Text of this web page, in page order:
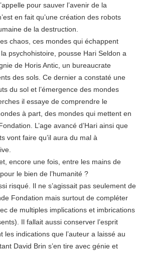
pour sauver l’avenir de la
en fait qu’une création des robots
de la destruction.
chaos, ces mondes qui échappent
psychohistoire, pousse Hari Seldon a
de Horis Antic, un bureaucrate
des sols. Ce dernier a constaté une
du sol et l’émergence des mondes
il essaye de comprendre le
à part, des mondes qui mettent en
L’age avancé d’Hari ainsi que
vont faire qu’il aura du mal à
encore une fois, entre les mains de
le bien de l’humanité ?
risqué. Il ne s’agissait pas seulement de
Fondation mais surtout de compléter
de multiples implications et imbrications
Il fallait aussi conserver l’esprit
les indications que l’auteur a laissé au
David Brin s’en tire avec génie et